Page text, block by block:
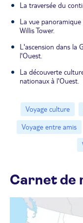
La traversée du
La vue
Willis Tower.
L'ascension dans la
l'Ouest.
La découverte
nationaux à l'Ouest.
Voyage culture
Voyage entre amis
Carnet de